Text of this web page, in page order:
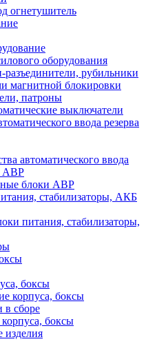
огнетушитель
оборудования
рубильники
магнитной блокировки
патроны
выключатели
ввода резерва
автоматического ввода
АВР
блоки АВР
стабилизаторы, АКБ
питания, стабилизаторы,
боксы
корпуса, боксы
сборе
боксы
изделия